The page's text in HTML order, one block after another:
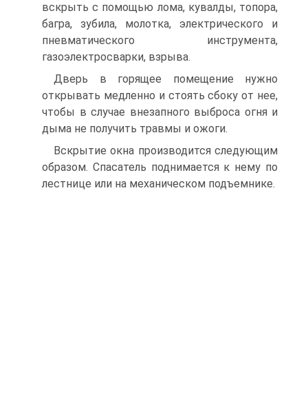
вскрыть с помощью лома, кувалды, топора,
багра, зубила, молотка, электрического и
пневматического инструмента,
газоэлектросварки, взрыва.
Дверь в горящее помещение нужно
открывать медленно и стоять сбоку от нее,
чтобы в случае внезапного выброса огня и
дыма не получить травмы и ожоги.
Вскрытие окна производится следующим
образом. Спасатель поднимается к нему по
лестнице или на механическом подъемнике.